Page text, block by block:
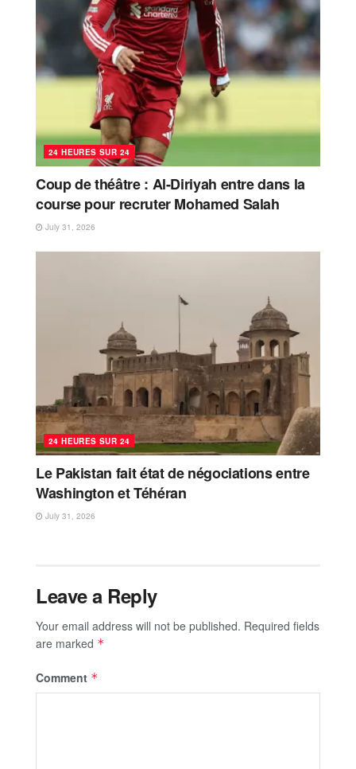
24 HEURES SUR 24
Coup de théâtre : Al-Diriyah entre dans la
course pour recruter Mohamed Salah
July 31, 2026
24 HEURES SUR 24
Le Pakistan fait état de négociations entre
Washington et Téhéran
July 31, 2026
Leave a Reply
Your email address will not be published. Required fields
are marked *
Comment *